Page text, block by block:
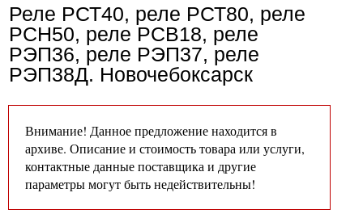
Реле РСТ40, реле РСТ80, реле
РСН50, реле РСВ18, реле
РЭП36, реле РЭП37, реле
РЭП38Д. Новочебоксарск
Внимание! Данное предложение находится в
архиве. Описание и стоимость товара или услуги,
контактные данные поставщика и другие
параметры могут быть недействительны!